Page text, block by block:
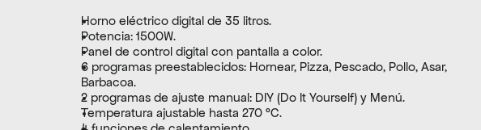
Horno eléctrico digital de 35 litros.
Potencia: 1500W.
Panel de control digital con pantalla a color.
6 programas preestablecidos: Hornear, Pizza, Pescado, Pollo, Asar,
Barbacoa.
2 programas de ajuste manual: DIY (Do It Yourself) y Menú.
Temperatura ajustable hasta 270 °C.